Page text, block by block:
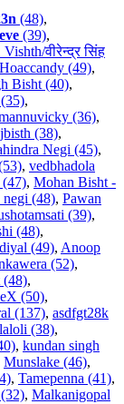
(48),
(39),
वीरेन्द्र सिंह
Hoaccandy (49),
Bisht (40),
,
(36),
(38),
Negi (45),
, vedbhadola
, Mohan Bisht -
negi (48), Pawan
(39),
(48),
(49), Anoop
(52),
(48),
(50),
(137), asdfgt28k
(38),
, kundan singh
Munslake (46),
, Tamepenna (41),
, Malkanigopal